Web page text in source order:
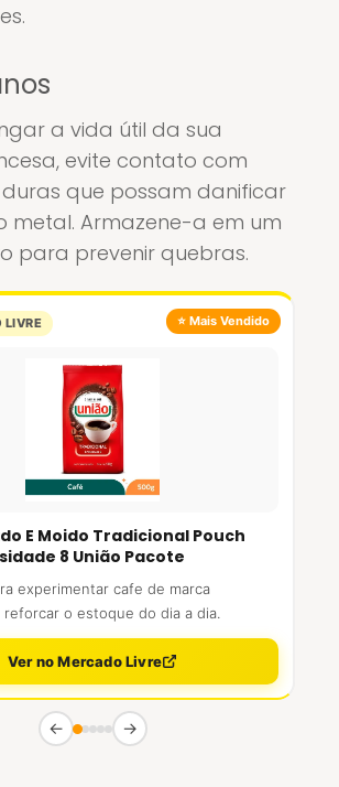
a vida útil da sua
evite contato com
que possam danificar
metal. Armazene-a em um
para prevenir quebras.
⭐ Mais Vendido
LIVRE
E Moido Tradicional Pouch
8 União Pacote
experimentar cafe de marca
o estoque do dia a dia.
Ver no Mercado Livre
← →